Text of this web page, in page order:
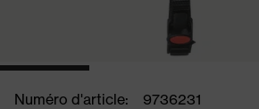
Numéro d'article:
9736231